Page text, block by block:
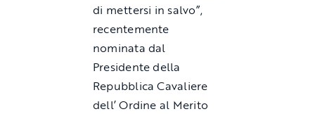
di mettersi in salvo”,
recentemente
nominata dal
Presidente della
Repubblica Cavaliere
dell’ Ordine al Merito